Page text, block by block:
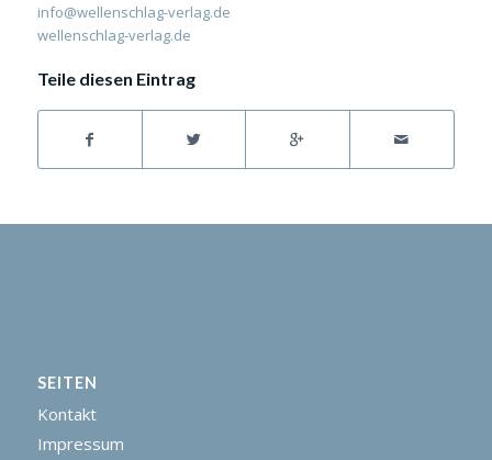
info@wellenschlag-verlag.de
wellenschlag-verlag.de
Teile diesen Eintrag
SEITEN
Kontakt
Impressum